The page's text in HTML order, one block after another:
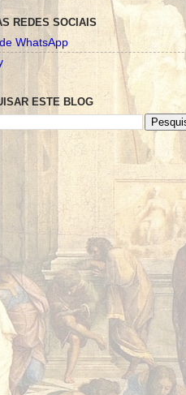
REDES SOCIAIS
WhatsApp
ESTE BLOG